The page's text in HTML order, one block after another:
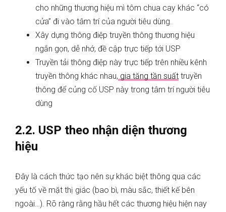
cho những thương hiệu mì tôm chua cay khác “có
cửa” đi vào tâm trí của người tiêu dùng.
Xây dựng thông điệp truyền thông thương hiệu
ngắn gọn, dễ nhớ, đề cập trực tiếp tới USP
Truyền tải thông điệp này trực tiếp trên nhiều kênh
truyền thông khác nhau, gia tăng tần suất truyền
thông để củng cố USP này trong tâm trí người tiêu
dùng
2.2. USP theo nhận diện thương
hiệu
Đây là cách thức tạo nên sự khác biệt thông qua các
yếu tố về mặt thị giác (bao bì, màu sắc, thiết kế bên
ngoài…). Rõ ràng rằng hầu hết các thương hiệu hiện nay